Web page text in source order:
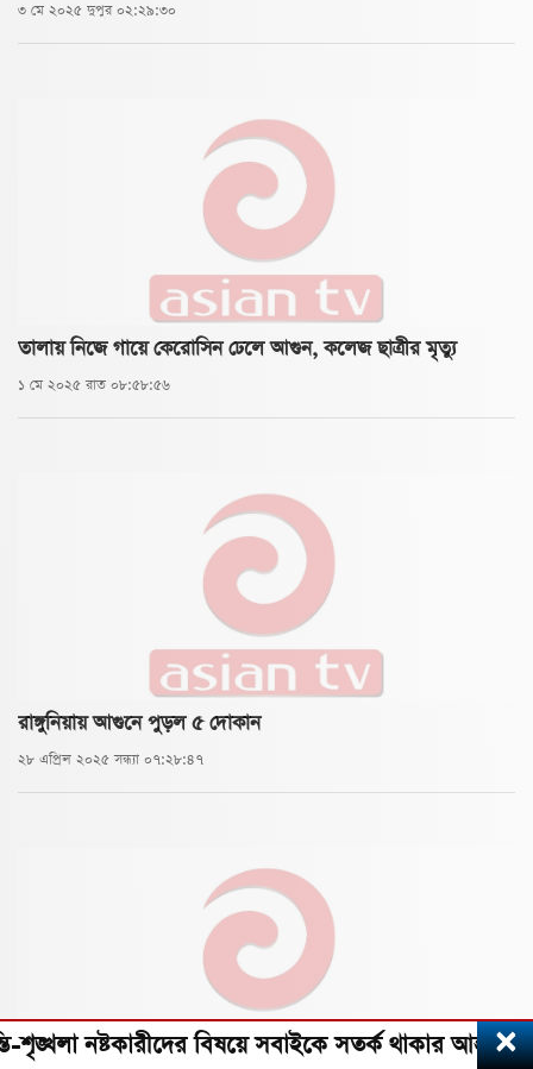
৩ মে ২০২৫ দুপুর ০২:২৯:৩০
তালায় নিজে গায়ে কেরোসিন ঢেলে আগুন, কলেজ ছাত্রীর মৃত্যু
১ মে ২০২৫ রাত ০৮:৫৮:৫৬
রাঙ্গুনিয়ায় আগুনে পুড়ল ৫ দোকান
২৮ এপ্রিল ২০২৫ সন্ধ্যা ০৭:২৮:৪৭
বিষয়ে সবাইকে সতর্ক থাকার আহ্বান ×